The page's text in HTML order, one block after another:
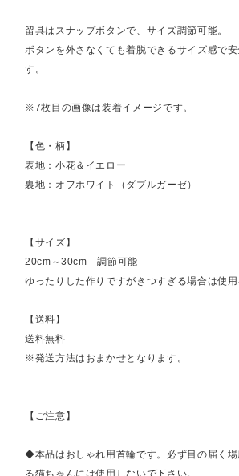
留具はスナップボタンで、サイズ調節可能。
ボタンを外さなくても着脱できるサイズ感で
す。
※7枚目の画像は装着イメージです。
【色・柄】
表地：小花＆イエロー
裏地：オフホワイト（ダブルガーゼ）
【サイズ】
20cm～30cm 調節可能
ゆったりした作りですがきつすぎる場合は使用
【送料】
送料無料
※発送方法はおまかせとなります。
【ご注意】
◆本品はおしゃれ用首輪です。必ず目の届く場
る猫ちゃんには使用しないで下さい。